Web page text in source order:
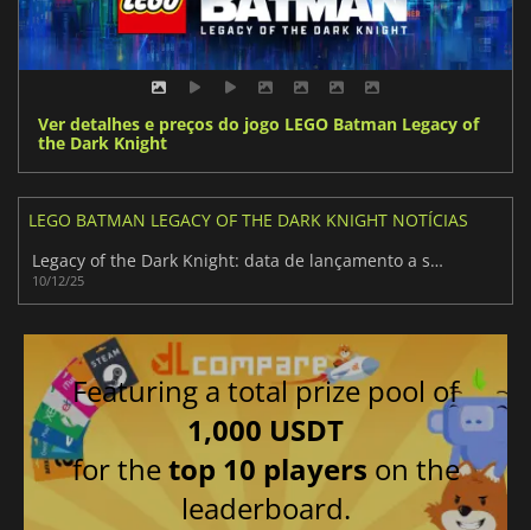
Ver detalhes e preços do jogo LEGO Batman Legacy of
the Dark Knight
LEGO BATMAN LEGACY OF THE DARK KNIGHT NOTÍCIAS
Legacy of the Dark Knight: data de lançamento a ser revelada em breve
10/12/25
Featuring a total prize pool of
1,000 USDT
for thetop 10 players on the
leaderboard.